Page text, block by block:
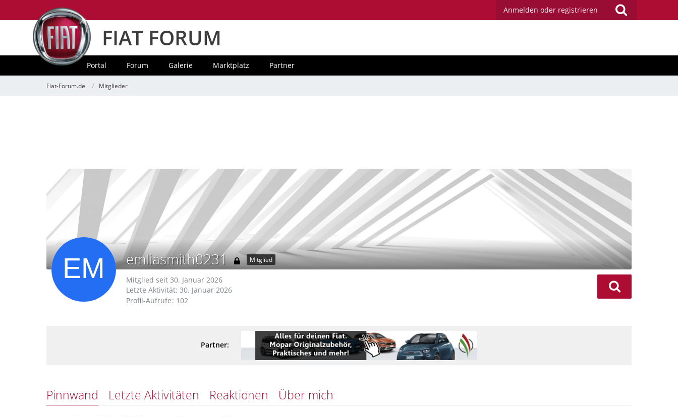
Anmelden oder registrieren
FIAT FORUM
Portal Forum Galerie Marktplatz Partner
Fiat-Forum.de Mitglieder
emliasmith0231 Mitglied
Mitglied seit 30. Januar 2026
Letzte Aktivität: 30. Januar 2026
Profil-Aufrufe 102
Partner:
Pinnwand Letzte Aktivitäten Reaktionen Über mich